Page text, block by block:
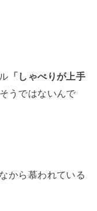
「しゃべりが上手
うではないんで
から慕われている